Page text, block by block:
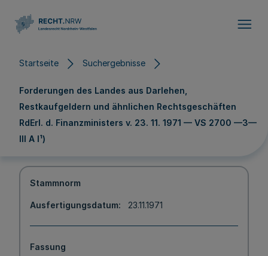
Startseite Suchergebnisse
Forderungen des Landes aus Darlehen,
Restkaufgeldern und ähnlichen Rechtsgeschäften
RdErl. d. Finanzministers v. 23. 11. 1971 — VS 2700 —3—
III A l¹)
Stammnorm
Ausfertigungsdatum 23.11.1971
Fassung